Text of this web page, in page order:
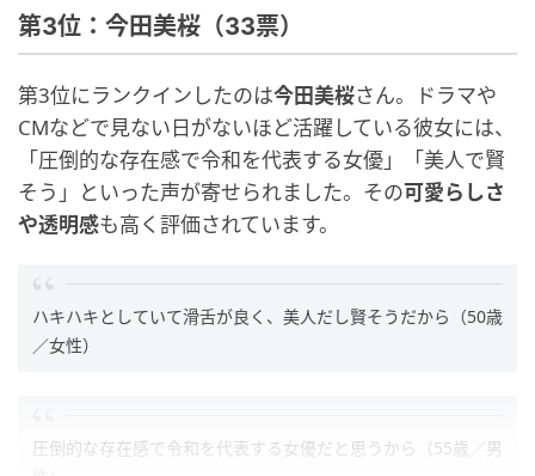
第3位：今田美桜（33票）
第3位にランクインしたのは今田美桜さん。ドラマや
CMなどで見ない日がないほど活躍している彼女には、
「圧倒的な存在感で令和を代表する女優」「美人で賢
そう」といった声が寄せられました。その可愛らしさ
や透明感も高く評価されています。
ハキハキとしていて滑舌が良く、美人だし賢そうだから（50歳
／女性）
圧倒的な存在感で令和を代表する女優だと思うから（55歳／男